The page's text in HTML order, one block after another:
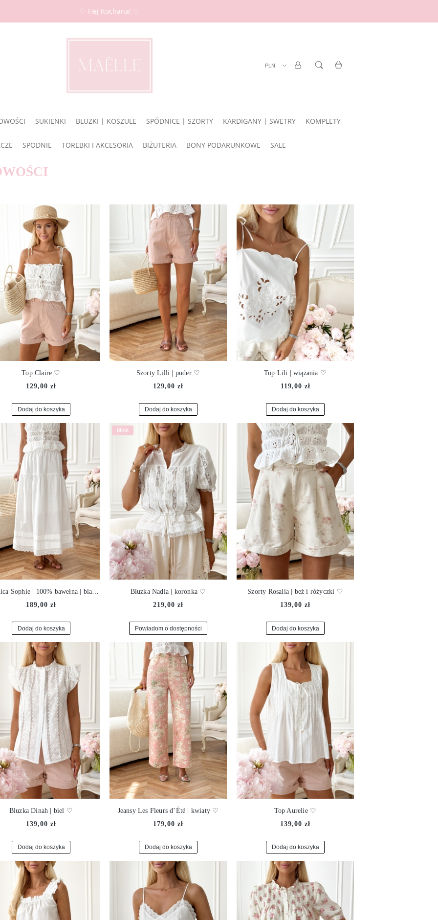
♡ Hej Kochana! ♡
SUKIENKI BLUZKI | KOSZULE SPÓDNICE | SZORTY KARDIGANY | SWETRY KOMPLETY
SPODNIE TOREBKI I AKCESORIA BIŻUTERIA BONY PODARUNKOWE SALE
Top Claire ♡
129,00 zł
Dodaj do koszyka
Szorty Lilli | puder ♡
129,00 zł
Dodaj do koszyka
Top Lili | wiązania ♡
119,00 zł
Dodaj do koszyka
Spódnica Sophie | 100% bawełna | blanc ♡
189,00 zł
Dodaj do koszyka
Bluzka Nadia | koronka ♡
219,00 zł
Powiadom o dostępności
Szorty Rosalia | beż i różyczki ♡
139,00 zł
Dodaj do koszyka
Bluzka Dinah | biel ♡
139,00 zł
Dodaj do koszyka
Jeansy Les Fleurs d’Été | kwiaty ♡
179,00 zł
Dodaj do koszyka
Top Aurelie ♡
139,00 zł
Dodaj do koszyka